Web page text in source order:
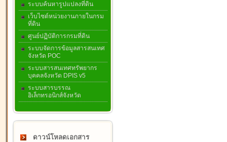
ระบบค้นหารูปแปลงที่ดิน
เว็บไซต์หน่วยงานภายในกรม
ที่ดิน
ศูนย์ปฏิบัติการกรมที่ดิน
ระบบจัดการข้อมูลสารสนเทศ
จังหวัด POC
ระบบสารสนเทศทรัพยากร
บุคคลจังหวัด DPIS v5
ระบบสารบรรณ
อิเล็กทรอนิกส์จังหวัด
ดาวน์โหลดเอกสาร